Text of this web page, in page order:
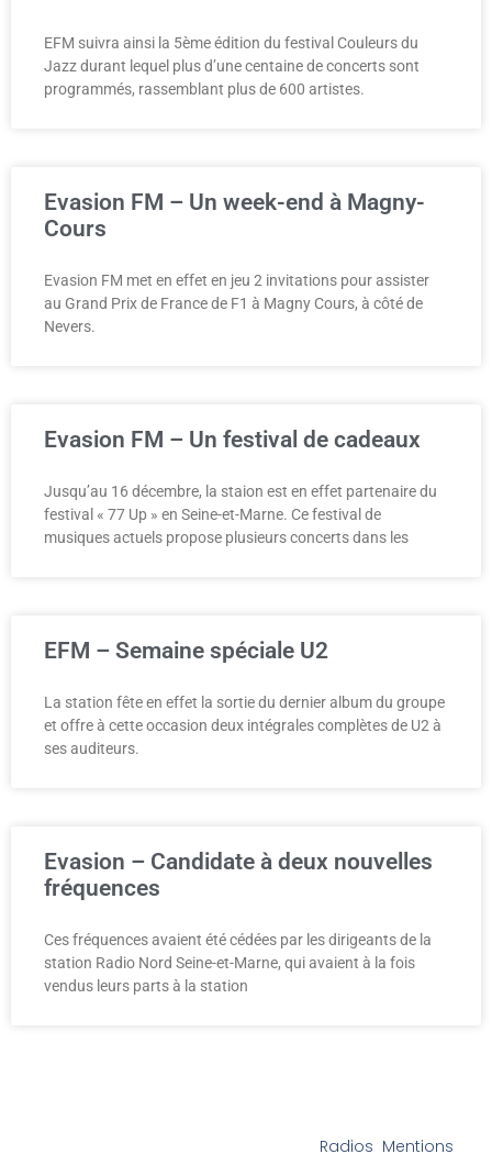
EFM suivra ainsi la 5ème édition du festival Couleurs du
Jazz durant lequel plus d’une centaine de concerts sont
programmés, rassemblant plus de 600 artistes.
Evasion FM – Un week-end à Magny-
Cours
Evasion FM met en effet en jeu 2 invitations pour assister
au Grand Prix de France de F1 à Magny Cours, à côté de
Nevers.
Evasion FM – Un festival de cadeaux
Jusqu’au 16 décembre, la staion est en effet partenaire du
festival « 77 Up » en Seine-et-Marne. Ce festival de
musiques actuels propose plusieurs concerts dans les
EFM – Semaine spéciale U2
La station fête en effet la sortie du dernier album du groupe
et offre à cette occasion deux intégrales complètes de U2 à
ses auditeurs.
Evasion – Candidate à deux nouvelles
fréquences
Ces fréquences avaient été cédées par les dirigeants de la
station Radio Nord Seine-et-Marne, qui avaient à la fois
vendus leurs parts à la station
Radios Mentions